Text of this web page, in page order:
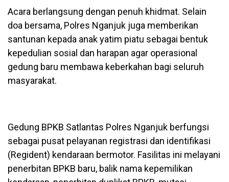
Acara berlangsung dengan penuh khidmat. Selain
doa bersama, Polres Nganjuk juga memberikan
santunan kepada anak yatim piatu sebagai bentuk
kepedulian sosial dan harapan agar operasional
gedung baru membawa keberkahan bagi seluruh
masyarakat.
Gedung BPKB Satlantas Polres Nganjuk berfungsi
sebagai pusat pelayanan registrasi dan identifikasi
(Regident) kendaraan bermotor. Fasilitas ini melayani
penerbitan BPKB baru, balik nama kepemilikan